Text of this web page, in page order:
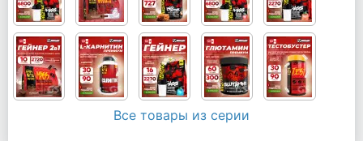
Все товары из серии